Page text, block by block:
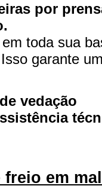
por
toda sua
garante
vedação
em